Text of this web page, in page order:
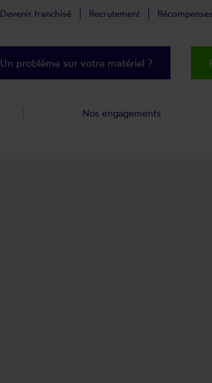
Devenir franchisé Recrutement Récompenses
Un problème sur votre matériel ?
Nos engagements